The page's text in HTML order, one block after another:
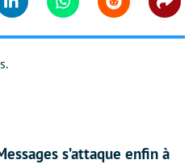
Linkedin WhatsappReddit
s’attaque enfin à